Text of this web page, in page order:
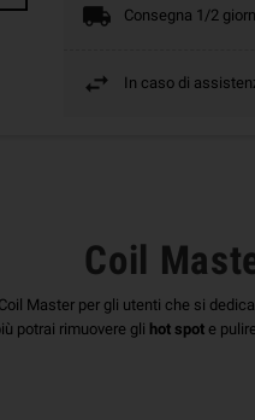
Consegna 1/2
In caso di
Coil
Master per gli utenti che si
potrai rimuovere gli hot spot e